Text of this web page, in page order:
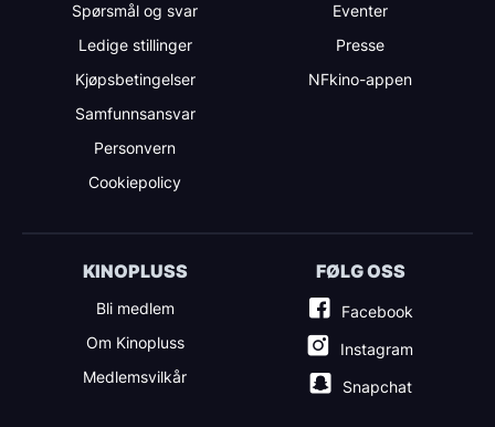
Spørsmål og svar
Ledige stillinger
Kjøpsbetingelser
Samfunnsansvar
Personvern
Cookiepolicy
Eventer
Presse
NFkino-appen
KINOPLUSS
Bli medlem
Om Kinopluss
Medlemsvilkår
FØLG OSS
Facebook
Instagram
Snapchat